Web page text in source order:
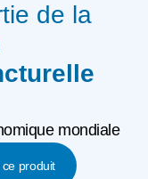
de la
mondiale
produit